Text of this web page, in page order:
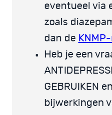
eventueel via
zoals
dan de
Heb je een
GEBRUIKEN
bijwerkingen